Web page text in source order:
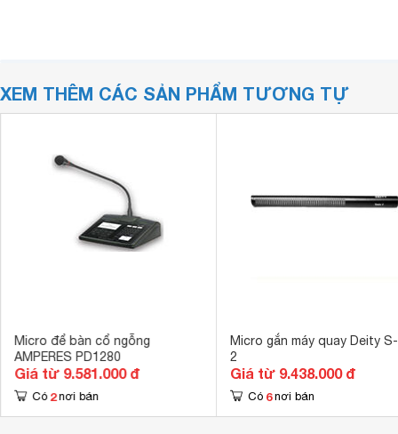
XEM THÊM CÁC SẢN PHẨM TƯƠNG TỰ
Micro để bàn cổ ngỗng
AMPERES PD1280
Giá từ 9.581.000 đ
Có 2 nơi bán
Micro gắn máy quay Deity
2
Giá từ 9.438.000 đ
Có 6 nơi bán